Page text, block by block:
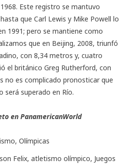
Este registro se mantuvo
que Carl Lewis y Mike Powell lo
1991; pero se mantiene como
que en Beijing, 2008, triunfó
con 8,34 metros y, cuatro
el británico Greg Rutherford, con
no es complicado pronosticar que
será superado en Río.
en PanamericanWorld
, Olímpicas
Felix, atletismo olímpico, Juegos